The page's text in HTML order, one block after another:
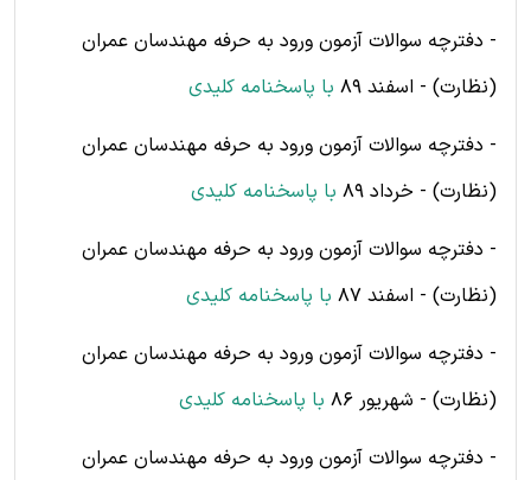
- دفترچه سوالات آزمون ورود به حرفه مهندسان عمران
(نظارت) - اسفند 89
با پاسخنامه کلیدی
- دفترچه سوالات آزمون ورود به حرفه مهندسان عمران
(نظارت) - خرداد 89
با پاسخنامه کلیدی
- دفترچه سوالات آزمون ورود به حرفه مهندسان عمران
(نظارت) - اسفند 87
با پاسخنامه کلیدی
- دفترچه سوالات آزمون ورود به حرفه مهندسان عمران
(نظارت) - شهریور 86
با پاسخنامه کلیدی
- دفترچه سوالات آزمون ورود به حرفه مهندسان عمران